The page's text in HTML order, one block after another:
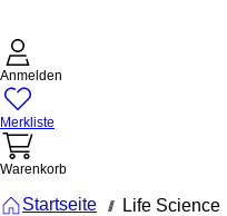
Anmelden
Merkliste
Warenkorb
Startseite /// Life Science